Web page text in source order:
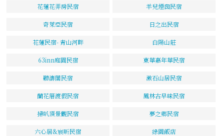
花蓮花弄房民宿 羊兒煙囪民宿
奇萊亞民宿 日之出民宿
花蓮民宿- 青山河畔 白陽山莊
63inn庭園民宿 東華嘉年華民宿
聽濤閣民宿 漱石山居民宿
蘭花厝渡假民宿 鳳林古早味民宿
掃叭頂景觀民宿 夢之鄉民宿
六心居&宸昕民宿 綠園飯店